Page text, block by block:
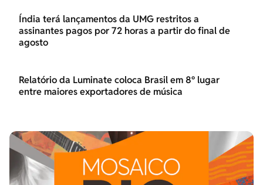
Índia terá lançamentos da UMG restritos a
assinantes pagos por 72 horas a partir do final de
agosto
Relatório da Luminate coloca Brasil em 8º lugar
entre maiores exportadores de música